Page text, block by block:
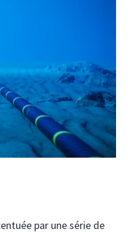
par une série de